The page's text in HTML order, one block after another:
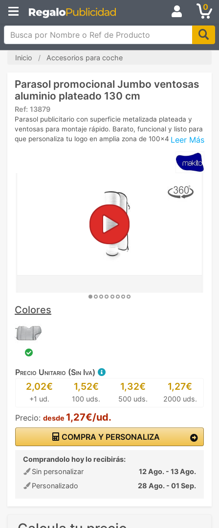
0
Busca por Nombre o Ref de Producto
Inicio Accesorios para coche
Parasol promocional Jumbo ventosas
aluminio plateado 130 cm
Ref: 13879
Leer Más
Parasol publicitario con superficie metalizada plateada y
ventosas para montaje rápido. Barato, funcional y listo para
que personaliza tu logo en amplia zona de 100x40 cm.
Colores
Precio Unitario (Sin Iva)
2,02€
+1 ud.
1,52€
100 uds.
1,32€
500 uds.
1,27€
2000 uds.
Precio: desde 1,27€/ud.
COMPRA Y PERSONALIZA
Comprandolo hoy lo recibirás:
Sin personalizar
12 Ago. - 13 Ago.
Personalizado
28 Ago. - 01 Sep.